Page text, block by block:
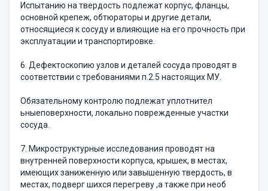
Испытанию на твердость подлежат корпус, фланцы,
основной крепеж, обтюраторы и другие детали,
относящиеся к сосуду и влияющие на его прочность при
эксплуатации и транспортировке.
6. Дефектоскопию узлов и деталей сосуда проводят в
соответствии с требованиями п.2.5 настоящих МУ.
Обязательному контролю подлежат уплотнител
ьныеповерхности, локально поврежденные участки
сосуда.
7. Микроструктурные исследования проводят на
внутренней поверхности корпуса, крышек, в местах,
имеющих заниженную или завышенную твердость, в
местах, подверг шихся перегреву ,а также при необ